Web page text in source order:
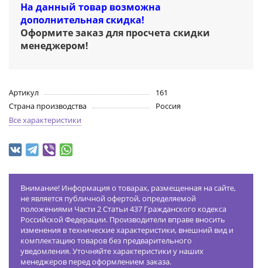
На данный товар возможна
дополнительная скидка!
Оформите заказ для просчета скидки
менеджером!
Артикул
161
Страна производства
Россия
Все характеристики
Внимание! Информация о товарах, размещенная на сайте,
не является публичной офертой, определяемой
положениями Части 2 Статьи 437 Гражданского кодекса
Российской Федерации. Производители вправе вносить
изменения в технические характеристики, внешний вид и
комплектацию товаров без предварительного
уведомления. Уточняйте характеристики у наших
менеджеров перед оформлением заказа.